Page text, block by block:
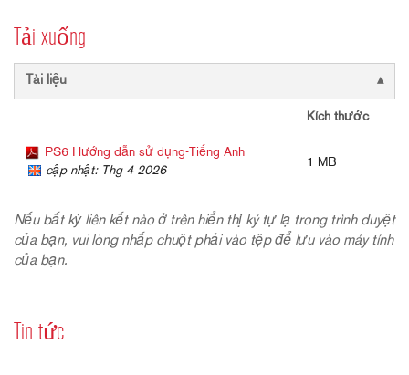
Tải xuống
Tài liệu
Kích thước
PS6 Hướng dẫn sử dụng-Tiếng Anh
cập nhật: Thg 4 2026
1 MB
Nếu bất kỳ liên kết nào ở trên hiển thị ký tự lạ trong trình duyệt
của bạn, vui lòng nhấp chuột phải vào tệp để lưu vào máy tính
của bạn.
Tin tức